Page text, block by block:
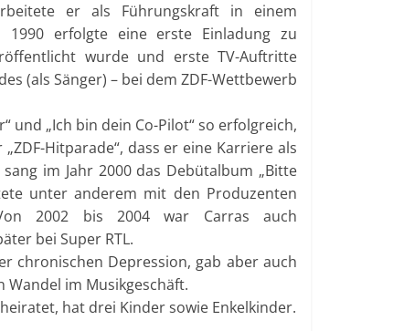
er als Führungskraft in einem
1990 erfolgte eine erste Einladung zu
wurde und erste TV-Auftritte
(als Sänger) – bei dem ZDF-Wettbewerb
und „Ich bin dein Co-Pilot“ so erfolgreich,
Hitparade“, dass er eine Karriere als
im Jahr 2000 das Debütalbum „Bitte
unter anderem mit den Produzenten
2002 bis 2004 war Carras auch
bei Super RTL.
chronischen Depression, gab aber auch
im Musikgeschäft.
hat drei Kinder sowie Enkelkinder.